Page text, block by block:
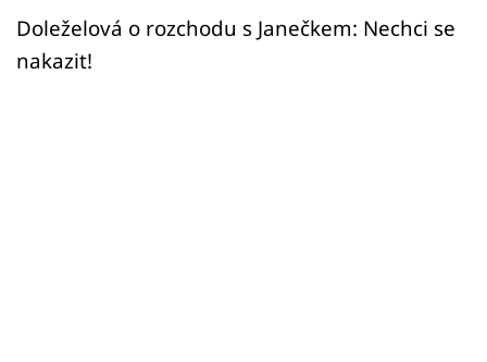
Sledujte nás
Doleželová o rozchodu s Janečkem: Nechci se
nakazit!